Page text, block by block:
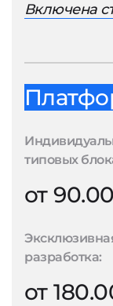
Включена
типовых
от
разработка:
от